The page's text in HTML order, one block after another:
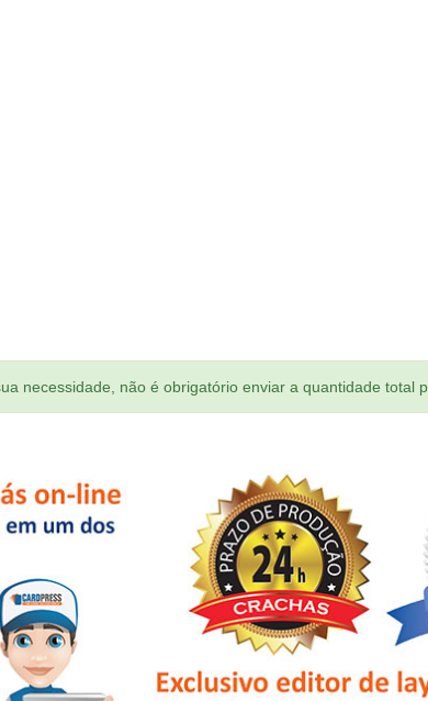
necessidade, não é obrigatório enviar a quantidade total